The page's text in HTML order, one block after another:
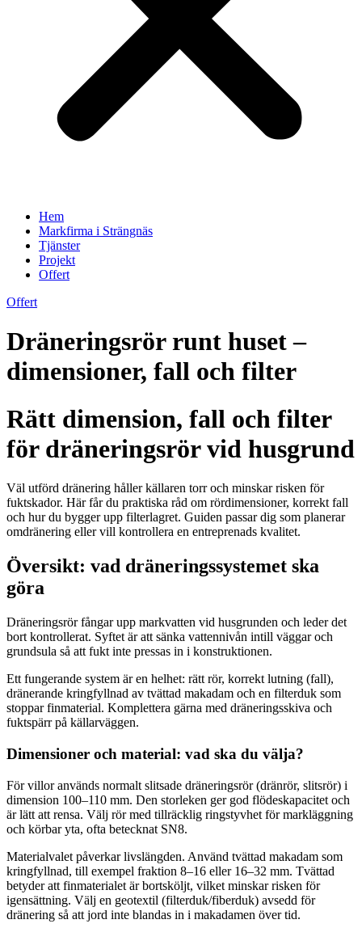
Hem
Markfirma i Strängnäs
Tjänster
Projekt
Offert
Offert
Dräneringsrör runt huset –
dimensioner, fall och filter
Rätt dimension, fall och filter
för dräneringsrör vid husgrund
Väl utförd dränering håller källaren torr och minskar risken för
fuktskador. Här får du praktiska råd om rördimensioner, korrekt fall
och hur du bygger upp filterlagret. Guiden passar dig som planerar
omdränering eller vill kontrollera en entreprenads kvalitet.
Översikt: vad dräneringssystemet ska
göra
Dräneringsrör fångar upp markvatten vid husgrunden och leder det
bort kontrollerat. Syftet är att sänka vattennivån intill väggar och
grundsula så att fukt inte pressas in i konstruktionen.
Ett fungerande system är en helhet: rätt rör, korrekt lutning (fall),
dränerande kringfyllnad av tvättad makadam och en filterduk som
stoppar finmaterial. Komplettera gärna med dräneringsskiva och
fuktspärr på källarväggen.
Dimensioner och material: vad ska du välja?
För villor används normalt slitsade dräneringsrör (dränrör, slitsrör) i
dimension 100–110 mm. Den storleken ger god flödeskapacitet och
är lätt att rensa. Välj rör med tillräcklig ringstyvhet för markläggning
och körbar yta, ofta betecknat SN8.
Materialvalet påverkar livslängden. Använd tvättad makadam som
kringfyllnad, till exempel fraktion 8–16 eller 16–32 mm. Tvättad
betyder att finmaterialet är bortsköljt, vilket minskar risken för
igensättning. Välj en geotextil (filterduk/fiberduk) avsedd för
dränering så att jord inte blandas in i makadamen över tid.